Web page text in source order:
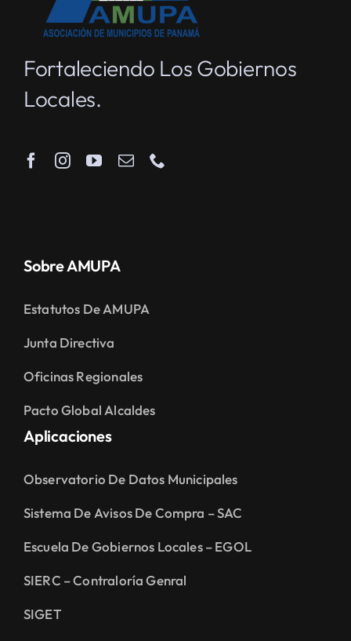
Fortaleciendo Los Gobiernos
Locales.
Sobre AMUPA
Estatutos De AMUPA
Junta Directiva
Oficinas Regionales
Pacto Global Alcaldes
Aplicaciones
Observatorio De Datos Municipales
Sistema De Avisos De Compra – SAC
Escuela De Gobiernos Locales – EGOL
SIERC – Contraloría Genral
SIGET